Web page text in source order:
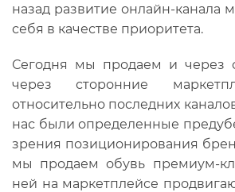
назад развитие онлайн-канала
себя в качестве приоритета.
Сегодня мы продаем и через
через сторонние
относительно последних
нас были определенные
зрения позиционирования
мы продаем обувь премиум-
ней на маркетплейсе